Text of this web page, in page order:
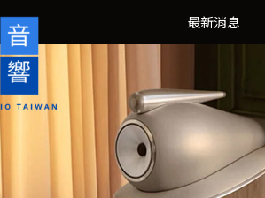
最新消息